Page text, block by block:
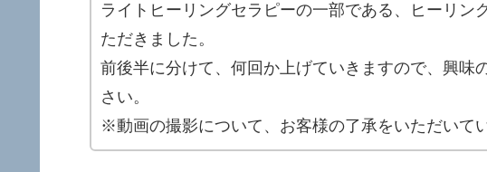
ライトヒーリングセラピーの一部である、ヒーリン
ただきました。
前後半に分けて、何回か上げていきますので、興味
さい。
※動画の撮影について、お客様の了承をいただいてい